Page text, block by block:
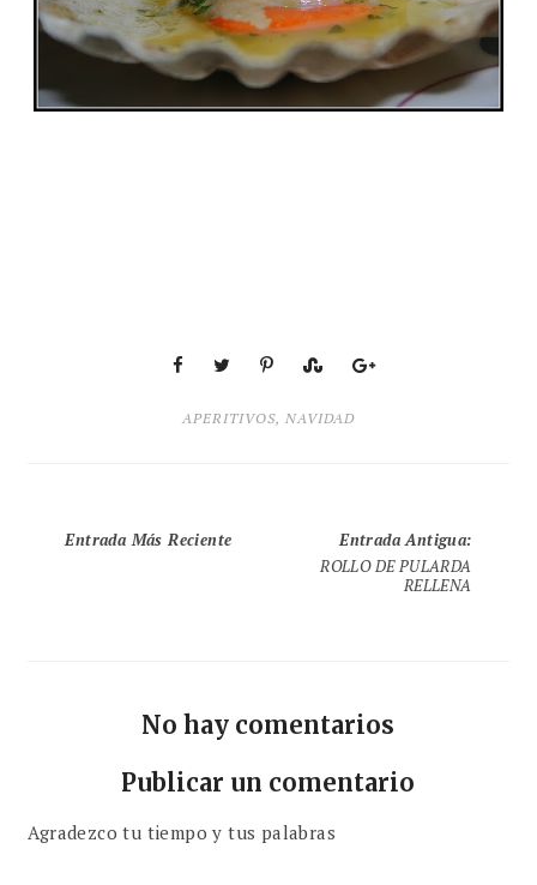
APERITIVOS, NAVIDAD
Entrada Más Reciente Entrada Antigua:
ROLLO DE PULARDA
RELLENA
No hay comentarios
Publicar un comentario
Agradezco tu tiempo y tus palabras